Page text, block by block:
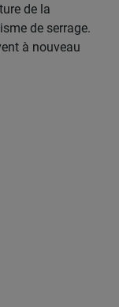
de la
de serrage.
à nouveau